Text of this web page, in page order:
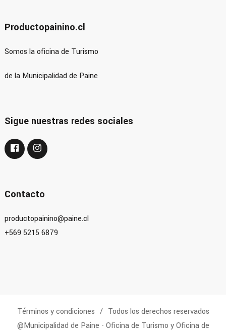
Productopainino.cl
Somos la oficina de Turismo
de la Municipalidad de Paine
Sigue nuestras redes sociales
Contacto
productopainino@paine.cl
+569 5215 6879
Términos y condiciones
Todos los derechos reservados
@Municipalidad de Paine - Oficina de Turismo y Oficina de